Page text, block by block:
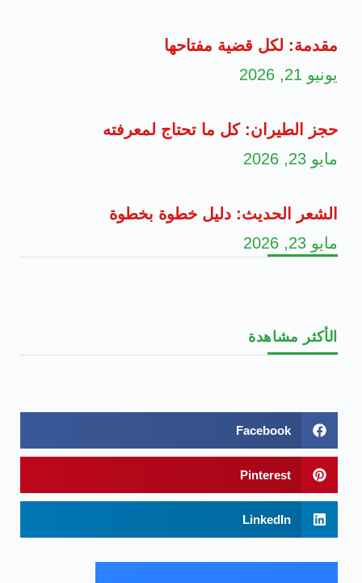
مقدمة: لكل قضية مفتاحها
يونيو 21, 2026
حجز الطيران: كل ما تحتاج لمعرفته
مايو 23, 2026
الشعر الحديث: دليل خطوة بخطوة
مايو 23, 2026
الأكثر مشاهدة
Facebook
Pinterest
LinkedIn